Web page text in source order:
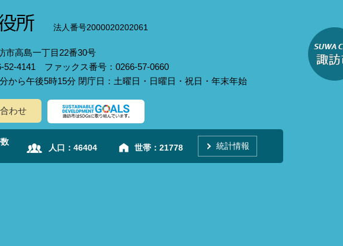
法人番号2000020202061
市高島一丁目22番30号
52-4141 ファックス番号：0266-57-0660
から午後5時15分 閉庁日：土曜日・日曜日・祝日・年末年始
わせ
人口： 46404 世帯： 21778 統計情報